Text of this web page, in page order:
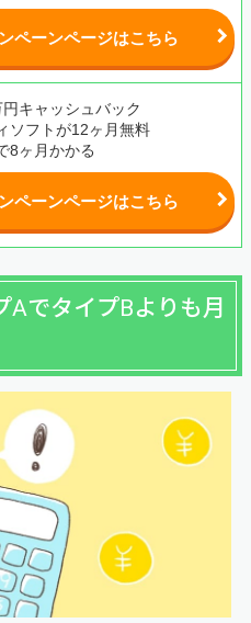
ペーンページはこちら
キャッシュバック
ソフトが12ヶ月無料
8ヶ月かかる
ペーンページはこちら
AでタイプBよりも月